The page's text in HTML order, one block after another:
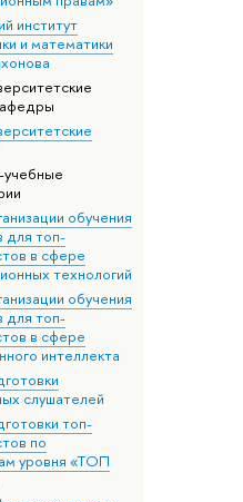
институт
и математики
обучения
для топ-
в сфере
технологий
обучения
для топ-
в сфере
интеллекта
слушателей
топ-
по
уровня «ТОП